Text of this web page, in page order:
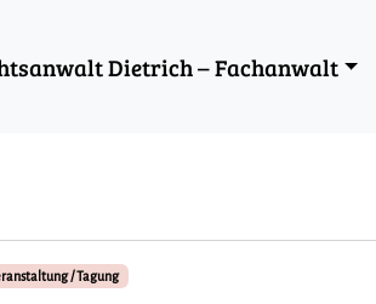
Dietrich – Fachanwalt
/ Tagung